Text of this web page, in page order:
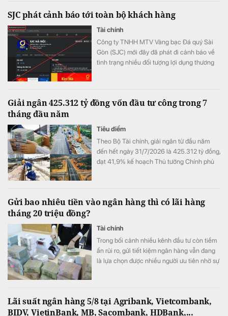
SJC phát cảnh báo tới toàn bộ khách hàng
Tài chính
Công ty TNHH MTV Vàng bạc Đá quý Sài
Gòn (SJC) mới đây đã phát đi cảnh báo về
tình trạng nhiều đối tượng lợi dụng thương
Giải ngân 425.312 tỷ đồng vốn đầu tư công trong 7
tháng đầu năm
Tiêu điểm
Theo Bộ Tài chính, giải ngân từ đầu năm
đến hết ngày 31/7/2026 là 425.312 tỷ đồng,
đạt 41,9% kế hoạch Thủ tướng Chính phủ
Gửi bao nhiêu tiền vào ngân hàng thì có lãi hàng
tháng 20 triệu đồng?
Tài chính
Trong bối cảnh nhiều kênh đầu tư còn tiềm
ẩn rủi ro, gửi tiết kiệm ngân hàng vẫn đang
là lựa chọn được nhiều người ưu tiên nhờ sự
Lãi suất ngân hàng 5/8 tại Agribank, Vietcombank,
BIDV, VietinBank, MB, Sacombank, HDBank,...